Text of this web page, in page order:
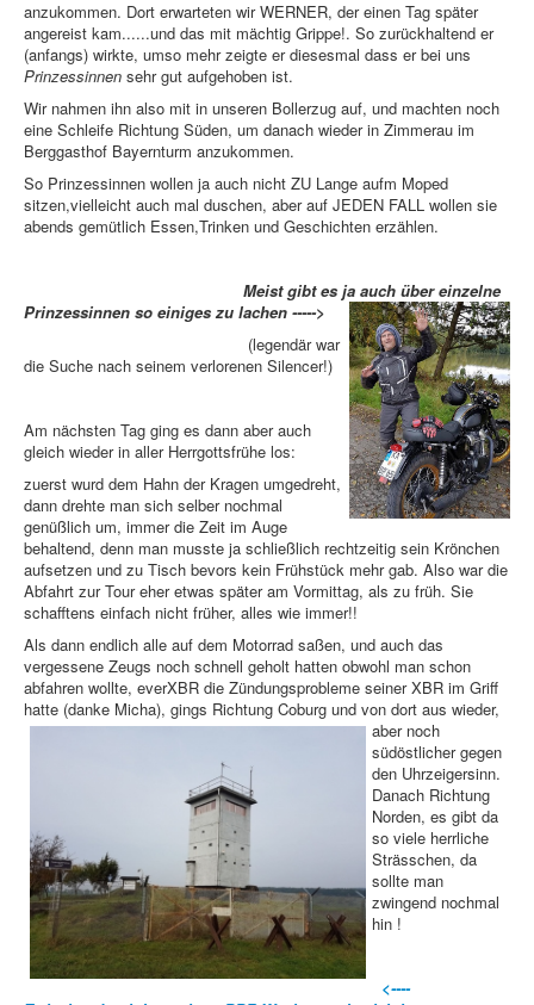
anzukommen. Dort erwarteten wir WERNER, der einen Tag später
angereist kam......und das mit mächtig Grippe!. So zurückhaltend er
(anfangs) wirkte, umso mehr zeigte er diesesmal dass er bei uns
Prinzessinnen sehr gut aufgehoben ist.
Wir nahmen ihn also mit in unseren Bollerzug auf, und machten noch
eine Schleife Richtung Süden, um danach wieder in Zimmerau im
Berggasthof Bayernturm anzukommen.
So Prinzessinnen wollen ja auch nicht ZU Lange aufm Moped
sitzen,vielleicht auch mal duschen, aber auf JEDEN FALL wollen sie
abends gemütlich Essen,Trinken und Geschichten erzählen.
Meist gibt es ja auch über einzelne
Prinzessinnen so einiges zu lachen ----->
(legendär war
die Suche nach seinem verlorenen Silencer!)
Am nächsten Tag ging es dann aber auch
gleich wieder in aller Herrgottsfrühe los:
zuerst wurd dem Hahn der Kragen umgedreht,
dann drehte man sich selber nochmal
genüßlich um, immer die Zeit im Auge
behaltend, denn man musste ja schließlich rechtzeitig sein Krönchen
aufsetzen und zu Tisch bevors kein Frühstück mehr gab. Also war die
Abfahrt zur Tour eher etwas später am Vormittag, als zu früh. Sie
schafftens einfach nicht früher, alles wie immer!!
Als dann endlich alle auf dem Motorrad saßen, und auch das
vergessene Zeugs noch schnell geholt hatten obwohl man schon
abfahren wollte, everXBR die Zündungsprobleme seiner XBR im Griff
hatte (danke Micha), gings Richtung Coburg und von dort aus wieder,
aber noch
südöstlicher gegen
den Uhrzeigersinn.
Danach Richtung
Norden, es gibt da
so viele herrliche
Strässchen, da
sollte man
zwingend nochmal
hin !
<----